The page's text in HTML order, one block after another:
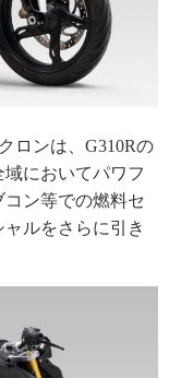
ロンは、G310Rの
においてパワフ
ン等での燃料セ
ルをさらに引き